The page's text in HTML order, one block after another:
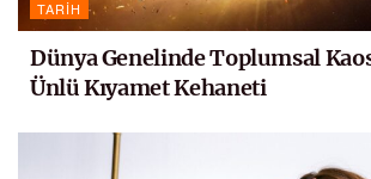
TARIH
Dünya Genelinde Toplumsal
Ünlü Kıyamet Kehaneti